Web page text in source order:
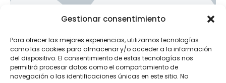
Gestionar consentimiento
Para ofrecer las mejores experiencias, utilizamos tecnologías
como las cookies para almacenar y/o acceder a la información
del dispositivo. El consentimiento de estas tecnologías nos
permitirá procesar datos como el comportamiento de
navegación o las identificaciones únicas en este sitio. No
Ad Banner